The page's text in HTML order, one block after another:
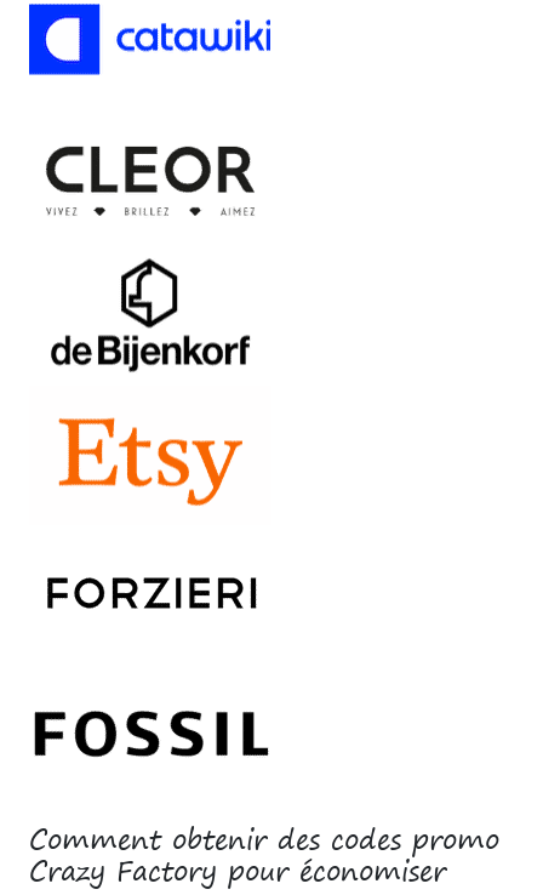
Comment obtenir des codes promo
Crazy Factory pour économiser